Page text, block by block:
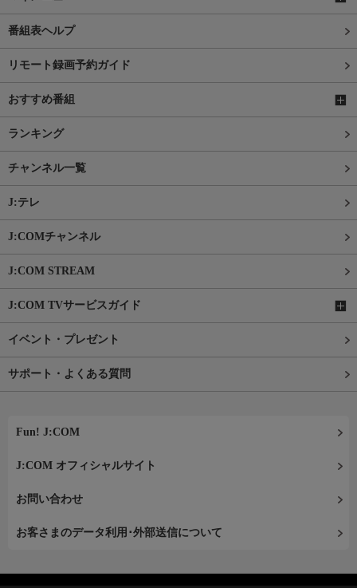
番組表ヘルプ
リモート録画予約ガイド
おすすめ番組
ランキング
チャンネル一覧
J:テレ
J:COMチャンネル
J:COM STREAM
J:COM TVサービスガイド
イベント・プレゼント
サポート・よくある質問
Fun! J:COM
J:COM オフィシャルサイト
お問い合わせ
お客さまのデータ利用･外部送信について